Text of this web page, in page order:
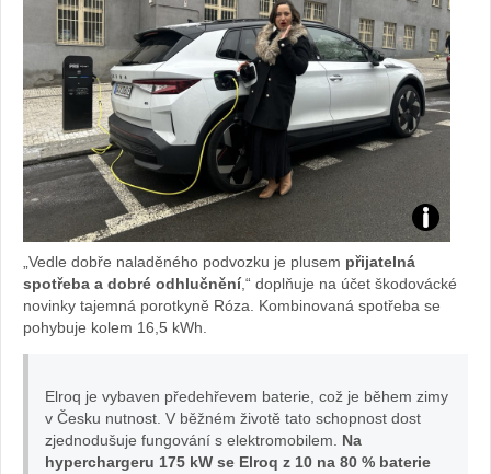
tě.
cz
Snadné
dobíjení
„Vedle dobře naladěného podvozku je plusem přijatelná
spotřeba a dobré odhlučnění,“ doplňuje na účet škodovácké
novinky tajemná porotkyně Róza. Kombinovaná spotřeba se
pohybuje kolem 16,5 kWh.
Elroq je vybaven předehřevem baterie, což je během zimy
v Česku nutnost. V běžném životě tato schopnost dost
zjednodušuje fungování s elektromobilem. Na
hyperchargeru 175 kW se Elroq z 10 na 80 % baterie